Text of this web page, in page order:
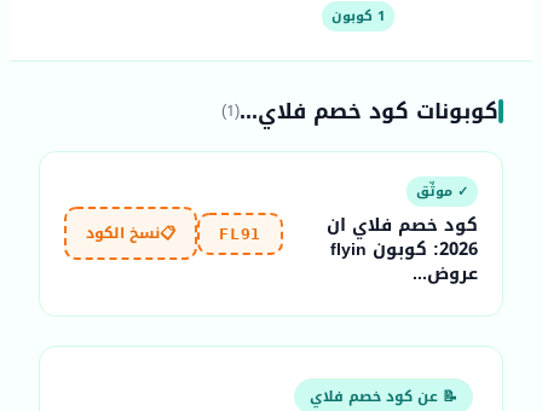
1 كوبون
كوبونات كود خصم فلاي...(1)
✓ موثّق
كود خصم فلاي ان
2026: كوبون flyin
عروض...
FL91
📋نسخ الكود
📝 عن كود خصم فلاي